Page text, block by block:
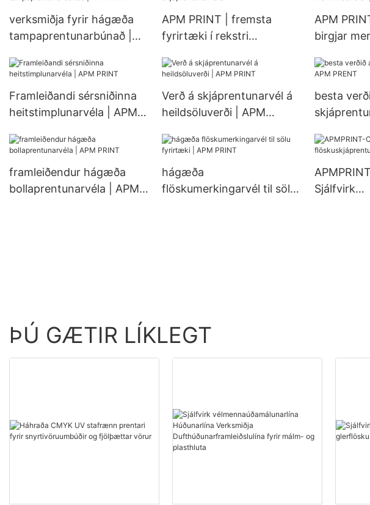
verksmiðja fyrir hágæða
tampaprentunarbúnað |
APM PRINT | fremsta
fyrirtæki í rekstri
APM
birgjar
Framleiðandi sérsniðinna
heitstimplunarvéla | APM
Verð á skjáprentunarvél á
heildsöluverði | APM
besta
framleiðendur hágæða
bollaprentunarvéla | APM
hágæða
flöskumerkingarvél til sölu
Sjálfvirk
ÞÚ GÆTIR LÍKLEGT